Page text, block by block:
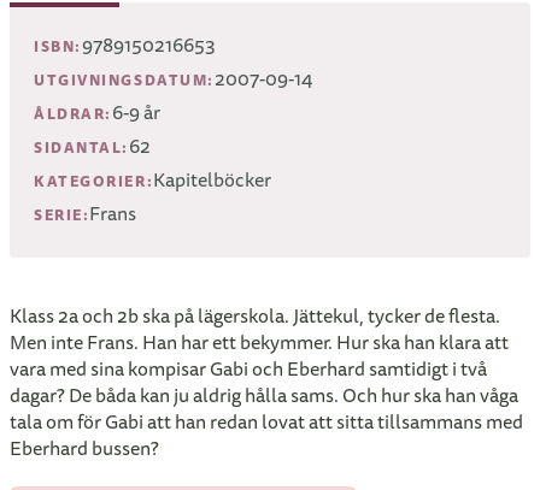
ISBN:9789150216653
UTGIVNINGSDATUM: 2007-09-14
ÅLDRAR: 6-9 år
SIDANTAL: 62
KATEGORIER:Kapitelböcker
SERIE:Frans
Klass 2a och 2b ska på lägerskola. Jättekul, tycker de flesta.
Men inte Frans. Han har ett bekymmer. Hur ska han klara att
vara med sina kompisar Gabi och Eberhard samtidigt i två
dagar? De båda kan ju aldrig hålla sams. Och hur ska han våga
tala om för Gabi att han redan lovat att sitta tillsammans med
Eberhard bussen?